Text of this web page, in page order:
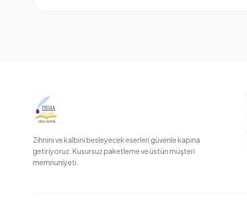
Zihnini ve kalbini besleyecek eserleri güvenle kapına
getiriyoruz. Kusursuz paketleme ve üstün müşteri
memnuniyeti.